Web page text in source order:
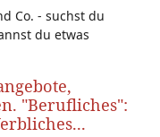
Co. - suchst du
du etwas
"Berufliches":